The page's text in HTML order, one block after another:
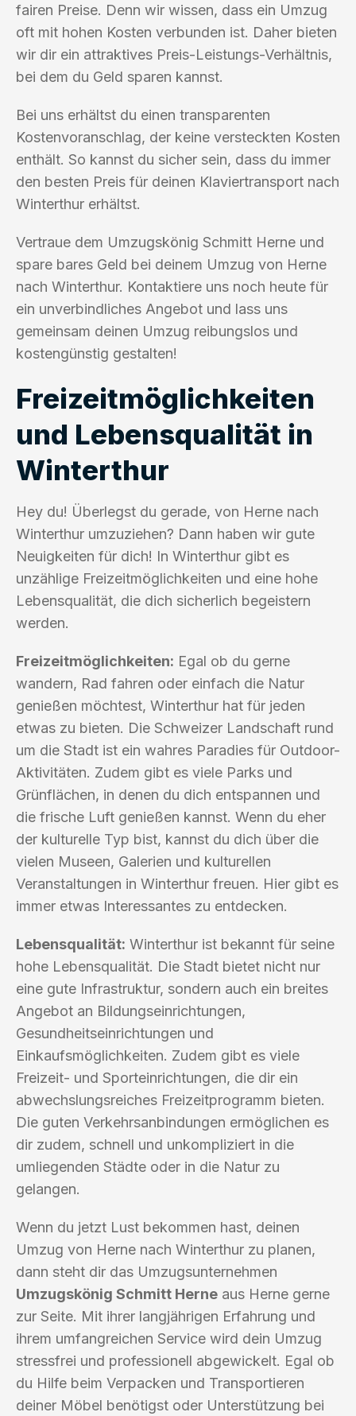
fairen Preise. Denn wir wissen, dass ein Umzug
oft mit hohen Kosten verbunden ist. Daher bieten
wir dir ein attraktives Preis-Leistungs-Verhältnis,
bei dem du Geld sparen kannst.
Bei uns erhältst du einen transparenten
Kostenvoranschlag, der keine versteckten Kosten
enthält. So kannst du sicher sein, dass du immer
den besten Preis für deinen Klaviertransport nach
Winterthur erhältst.
Vertraue dem Umzugskönig Schmitt Herne und
spare bares Geld bei deinem Umzug von Herne
nach Winterthur. Kontaktiere uns noch heute für
ein unverbindliches Angebot und lass uns
gemeinsam deinen Umzug reibungslos und
kostengünstig gestalten!
Freizeitmöglichkeiten
und Lebensqualität in
Winterthur
Hey du! Überlegst du gerade, von Herne nach
Winterthur umzuziehen? Dann haben wir gute
Neuigkeiten für dich! In Winterthur gibt es
unzählige Freizeitmöglichkeiten und eine hohe
Lebensqualität, die dich sicherlich begeistern
werden.
Freizeitmöglichkeiten: Egal ob du gerne
wandern, Rad fahren oder einfach die Natur
genießen möchtest, Winterthur hat für jeden
etwas zu bieten. Die Schweizer Landschaft rund
um die Stadt ist ein wahres Paradies für Outdoor-
Aktivitäten. Zudem gibt es viele Parks und
Grünflächen, in denen du dich entspannen und
die frische Luft genießen kannst. Wenn du eher
der kulturelle Typ bist, kannst du dich über die
vielen Museen, Galerien und kulturellen
Veranstaltungen in Winterthur freuen. Hier gibt es
immer etwas Interessantes zu entdecken.
Lebensqualität: Winterthur ist bekannt für seine
hohe Lebensqualität. Die Stadt bietet nicht nur
eine gute Infrastruktur, sondern auch ein breites
Angebot an Bildungseinrichtungen,
Gesundheitseinrichtungen und
Einkaufsmöglichkeiten. Zudem gibt es viele
Freizeit- und Sporteinrichtungen, die dir ein
abwechslungsreiches Freizeitprogramm bieten.
Die guten Verkehrsanbindungen ermöglichen es
dir zudem, schnell und unkompliziert in die
umliegenden Städte oder in die Natur zu
gelangen.
Wenn du jetzt Lust bekommen hast, deinen
Umzug von Herne nach Winterthur zu planen,
dann steht dir das Umzugsunternehmen
Umzugskönig Schmitt Herne aus Herne gerne
zur Seite. Mit ihrer langjährigen Erfahrung und
ihrem umfangreichen Service wird dein Umzug
stressfrei und professionell abgewickelt. Egal ob
du Hilfe beim Verpacken und Transportieren
deiner Möbel benötigst oder Unterstützung bei